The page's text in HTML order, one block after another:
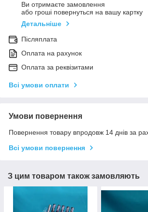
Ви отримаєте замовлення
або гроші повернуться на вашу картку
Детальніше
Післяплата
Оплата на рахунок
Оплата за реквізитами
Всі умови оплати
Умови повернення
Повернення товару впродовж 14 днів за
Всі умови повернення
З цим товаром також замовляють